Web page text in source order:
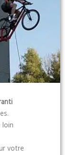
loin
votre